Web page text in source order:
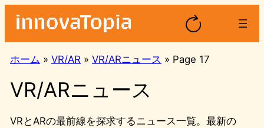
を
ス
ッ
ホーム » VR/AR » VR/ARニュース » Page 17
VR/ARニュース
VRとARの最前線を探求するニュース一覧。最新の